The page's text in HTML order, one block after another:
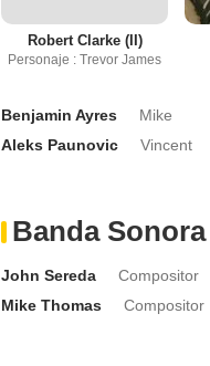
Robert Clarke (II)
Personaje : Trevor James
Benjamin Ayres
Mike
Aleks Paunovic
Vincent
Banda Sonora
John Sereda
Compositor
Mike Thomas
Compositor